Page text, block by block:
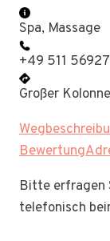
Spa, Massage
+49 511
Großer
Bitte erfragen
telefonisch